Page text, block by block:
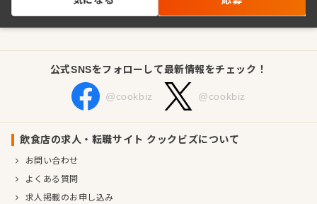
公式SNSをフォローして最新情報をチェック！
@cookbiz @cookbiz
飲食店の求人・転職サイト クックビズについて
お問い合わせ
よくある質問
求人掲載のお申し込み